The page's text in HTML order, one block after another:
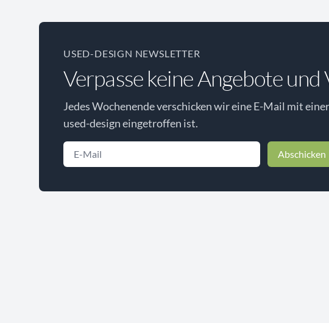
USED-DESIGN NEWSLETTER
Verpasse keine Angebote
Jedes Wochenende verschicken wir eine E-Mail mit
used-design eingetroffen ist.
Abschicken